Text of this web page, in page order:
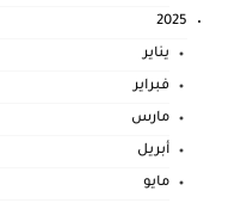
2025
يناير
فبراير
مارس
أبريل
مايو